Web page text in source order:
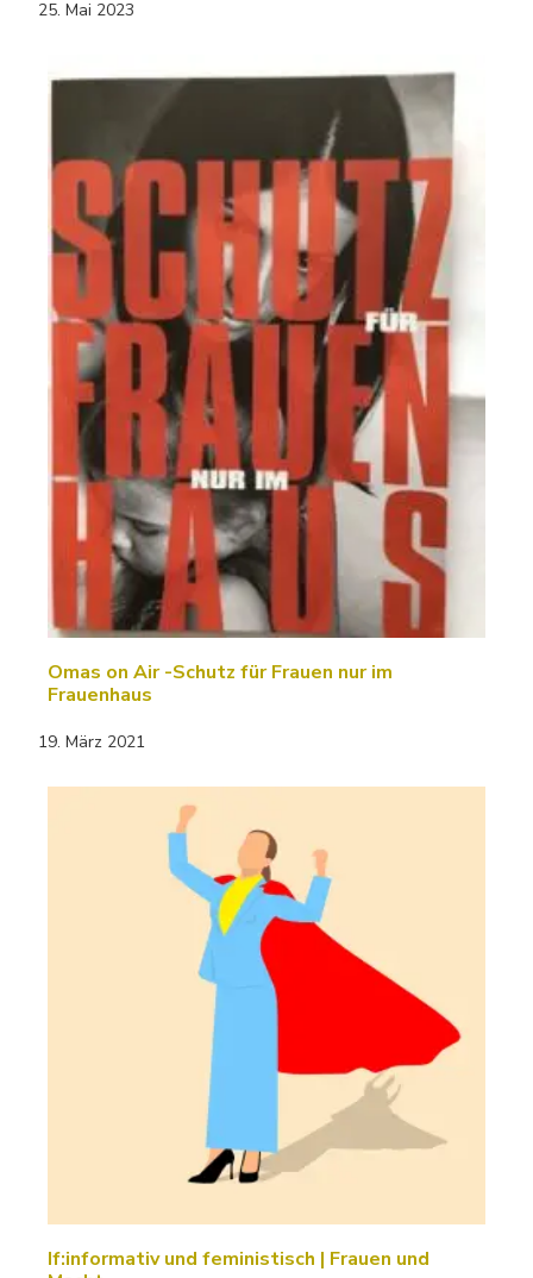
25. Mai 2023
Omas on Air -Schutz für Frauen nur im
Frauenhaus
19. März 2021
If:informativ und feministisch | Frauen und